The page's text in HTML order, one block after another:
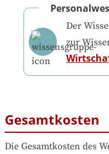
Der
zur
Gesamtkosten
Die Gesamtkosten des